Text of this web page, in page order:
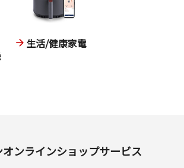
生活/健康家電
オンラインショップサービス